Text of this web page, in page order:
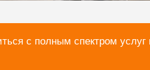
с полным спектром